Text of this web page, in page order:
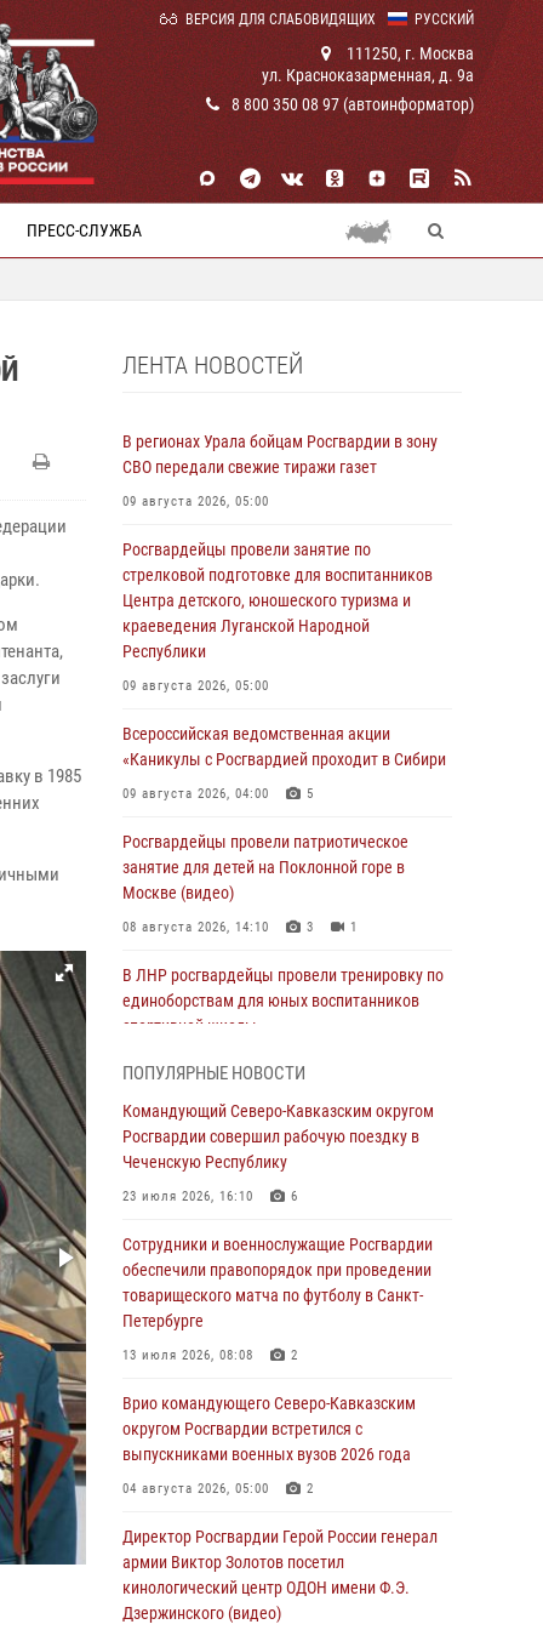
РУССКИЙ
ВЕРСИЯ ДЛЯ СЛАБОВИДЯЩИХ
111250, г. Москва
ул. Красноказарменная, д. 9а
8 800 350 08 97 (автоинформатор)
ПРЕСС-СЛУЖБА
в 1985
ЛЕНТА НОВОСТЕЙ
В регионах Урала бойцам Росгвардии в зону
СВО передали свежие тиражи газет
09 августа 2026, 05:00
Росгвардейцы провели занятие по
стрелковой подготовке для воспитанников
Центра детского, юношеского туризма и
краеведения Луганской Народной
Республики
09 августа 2026, 05:00
Всероссийская ведомственная акции
«Каникулы с Росгвардией проходит в Сибири
09 августа 2026, 04:00 5
Росгвардейцы провели патриотическое
занятие для детей на Поклонной горе в
Москве (видео)
08 августа 2026, 14:10 3 1
В ЛНР росгвардейцы провели тренировку по
единоборствам для юных воспитанников
спортивной школы
Сотрудники Росгвардии присоединились к
утренней разминке у стен музея истории
космонавтики в Калуге
08 августа 2026, 09:29
В Северо-Западном округе Росгвардии
продолжаются мероприятия в честь юбилея
ведомства
08 августа 2026, 09:03
навыки тактической медицины с учетом
опыта СВО
08 августа 2026, 09:00 2
Росгвардии провели турнир по настольному
теннису ко Дню физкультурника
08 августа 2026, 07:00
ПОПУЛЯРНЫЕ НОВОСТИ
Командующий Северо-Кавказским округом
Росгвардии совершил рабочую поездку в
Чеченскую Республику
23 июля 2026, 16:10 6
Сотрудники и военнослужащие Росгвардии
обеспечили правопорядок при проведении
товарищеского матча по футболу в Санкт-
Петербурге
13 июля 2026, 08:08 2
Врио командующего Северо-Кавказским
округом Росгвардии встретился с
выпускниками военных вузов 2026 года
04 августа 2026, 05:00 2
Директор Росгвардии Герой России генерал
армии Виктор Золотов посетил
кинологический центр ОДОН имени Ф.Э.
Дзержинского (видео)